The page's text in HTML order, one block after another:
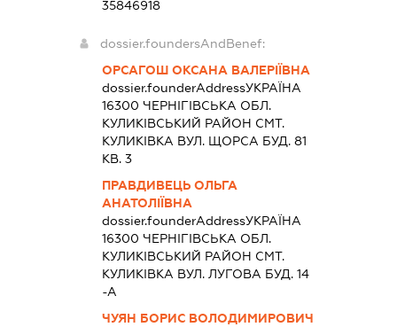
35846918
dossier.foundersAndBenef:
ОРСАГОШ ОКСАНА ВАЛЕРІЇВНА
dossier.founderAddressУКРАЇНА
16300 ЧЕРНIГIВСЬКА ОБЛ.
КУЛИКIВСЬКИЙ РАЙОН СМТ.
КУЛИКІВКА ВУЛ. ЩОРСА БУД. 81
КВ. 3
ПРАВДИВЕЦЬ ОЛЬГА
АНАТОЛІЇВНА
dossier.founderAddressУКРАЇНА
16300 ЧЕРНIГIВСЬКА ОБЛ.
КУЛИКIВСЬКИЙ РАЙОН СМТ.
КУЛИКІВКА ВУЛ. ЛУГОВА БУД. 14
-А
ЧУЯН БОРИС ВОЛОДИМИРОВИЧ